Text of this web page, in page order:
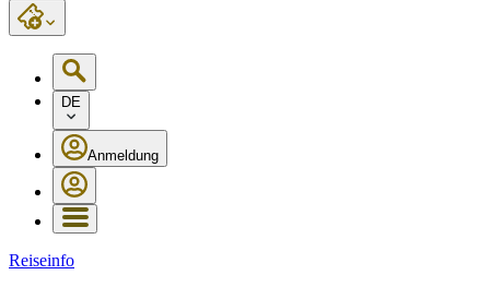
DE
Anmeldung
Reiseinfo